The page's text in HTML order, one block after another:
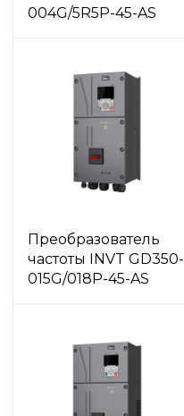
004G/5R5P-45-AS
Преобразователь
частоты INVT GD350-
015G/018P-45-AS